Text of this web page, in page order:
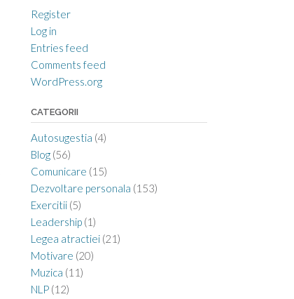
Register
Log in
Entries feed
Comments feed
WordPress.org
CATEGORII
Autosugestia (4)
Blog(56)
Comunicare (15)
Dezvoltare personala (153)
Exercitii(5)
Leadership(1)
Legea atractiei(21)
Motivare (20)
Muzica (11)
NLP(12)